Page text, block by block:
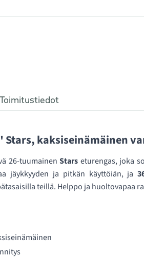
Toimitustiedot
Stars, kaksiseinämäinen
26-tuumainenStars eturengas, joka
jäykkyyden ja pitkän käyttöiän, ja
teillä. Helppo ja huoltovapaa